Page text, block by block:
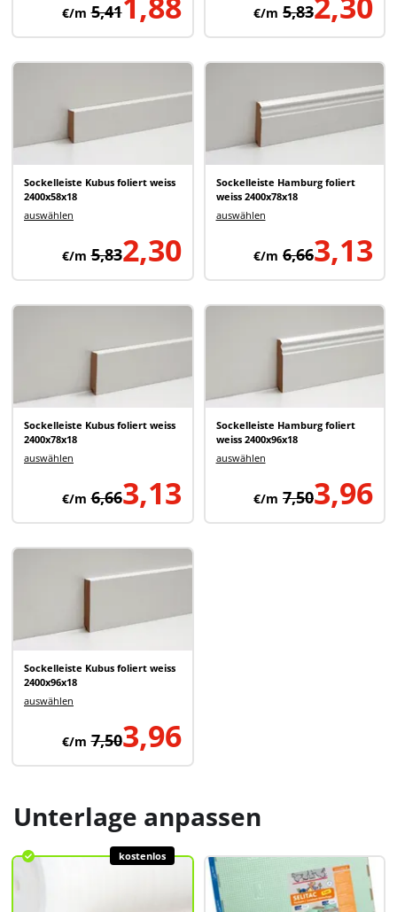
€/m 5,41 €/m 5,83
Sockelleiste Kubus foliert weiss
2400x58x18
auswählen
2,30
€/m 5,83
Sockelleiste Hamburg foliert
weiss 2400x78x18
auswählen
3,13
€/m 6,66
Sockelleiste Kubus foliert weiss
2400x78x18
auswählen
3,13
€/m 6,66
Sockelleiste Hamburg foliert
weiss 2400x96x18
auswählen
3,96
€/m 7,50
Sockelleiste Kubus foliert weiss
2400x96x18
auswählen
3,96
€/m 7,50
Unterlage anpassen
kostenlos